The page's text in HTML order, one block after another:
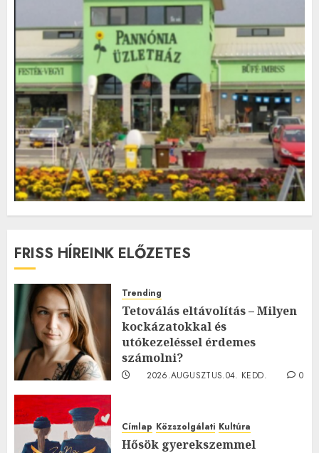
FRISS HÍREINK ELŐZETES
Trending
Tetoválás eltávolítás – Milyen
kockázatokkal és
utókezeléssel érdemes
számolni?
2026.AUGUSZTUS.04. KEDD.
0
Címlap Közszolgálati Kultúra
Hősök gyerekszemmel